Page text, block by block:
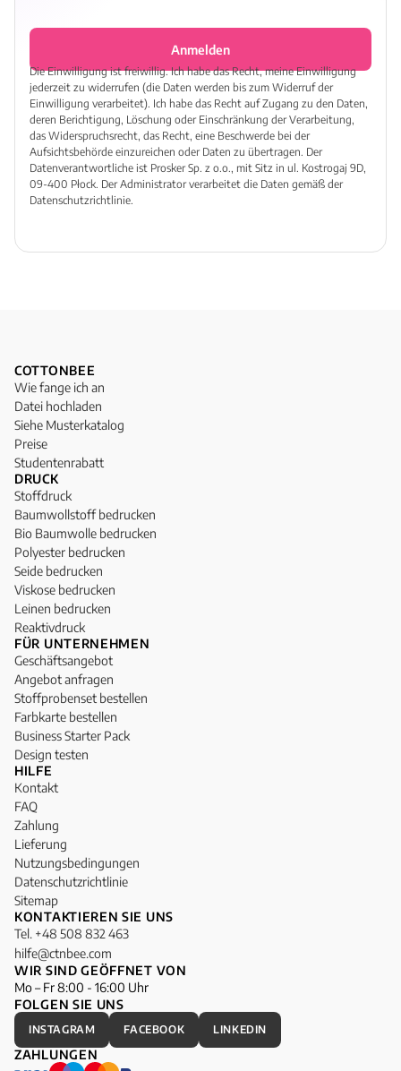
Anmelden
Die Einwilligung ist freiwillig. Ich habe das Recht, meine Einwilligung
jederzeit zu widerrufen (die Daten werden bis zum Widerruf der
Einwilligung verarbeitet). Ich habe das Recht auf Zugang zu den Daten,
deren Berichtigung, Löschung oder Einschränkung der Verarbeitung,
das Widerspruchsrecht, das Recht, eine Beschwerde bei der
Aufsichtsbehörde einzureichen oder Daten zu übertragen. Der
Datenverantwortliche ist Prosker Sp. z o.o., mit Sitz in ul. Kostrogaj 9D,
09-400 Płock. Der Administrator verarbeitet die Daten gemäß der
Datenschutzrichtlinie.
COTTONBEE
Wie fange ich an
Datei hochladen
Siehe Musterkatalog
Preise
Studentenrabatt
DRUCK
Stoffdruck
Baumwollstoff bedrucken
Bio Baumwolle bedrucken
Polyester bedrucken
Seide bedrucken
Viskose bedrucken
Leinen bedrucken
Reaktivdruck
FÜR UNTERNEHMEN
Geschäftsangebot
Angebot anfragen
Stoffprobenset bestellen
Farbkarte bestellen
Business Starter Pack
Design testen
HILFE
Kontakt
FAQ
Zahlung
Lieferung
Nutzungsbedingungen
Datenschutzrichtlinie
Sitemap
KONTAKTIEREN SIE UNS
Tel. +48 508 832 463
hilfe@ctnbee.com
WIR SIND GEÖFFNET VON
Mo – Fr 8:00 - 16:00 Uhr
FOLGEN SIE UNS
INSTAGRAM FACEBOOK LINKEDIN
ZAHLUNGEN